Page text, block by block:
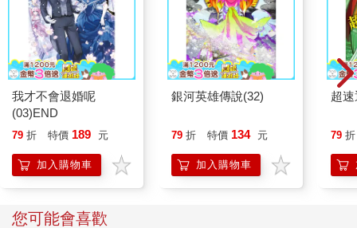
我才不會退婚呢
(03)END
79 折 特價 189 元
加入購物車
銀河英雄傳說(32)
79 折 特價 134 元
加入購物車
超
79 折
您可能會喜歡